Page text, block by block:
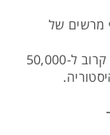
מרשים של
המוזיאון הלאומי לאמנות שימושית - המציג קרוב ל-50,000